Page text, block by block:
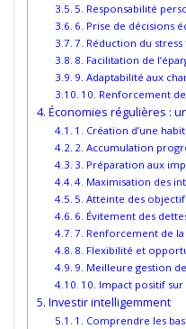
5. Responsabilité
6. Prise de décisions
7. Réduction du
8. Facilitation de
9. Adaptabilité aux
10. Renforcement
Économies régulières :
1. Création d’une
2. Accumulation
3. Préparation aux
4. Maximisation des
5. Atteinte des
6. Évitement des
7. Renforcement de
8. Flexibilité et
9. Meilleure gestion
10. Impact positif
Investir intelligemment
1. Comprendre les